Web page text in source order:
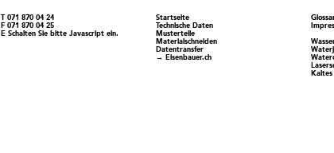
T071 870 04 24
F 071 870 04 25
E Schalten Sie bitte Javascript ein.
Startseite
Technische Daten
Musterteile
Materialschneiden
Datentransfer
→ Eisenbauer.ch
Kaltes